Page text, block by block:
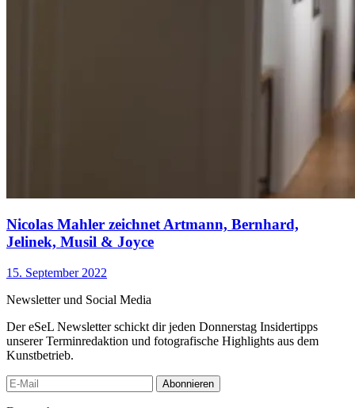
Nicolas Mahler zeichnet Artmann, Bernhard,
Jelinek, Musil & Joyce
15. September 2022
Newsletter und Social Media
Der eSeL Newsletter schickt dir jeden Donnerstag Insidertipps
unserer Terminredaktion und fotografische Highlights aus dem
Kunstbetrieb.
Abonnieren